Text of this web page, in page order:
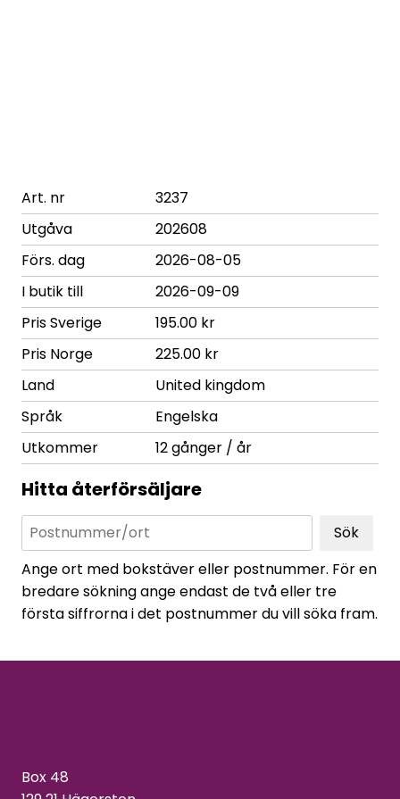
Art. nr
3237
Utgåva
202608
Förs. dag
2026-08-05
I butik till
2026-09-09
Pris Sverige
195.00 kr
Pris Norge
225.00 kr
Land
United kingdom
Språk
Engelska
Utkommer
12 gånger / år
Hitta återförsäljare
Sök
Ange ort med bokstäver eller postnummer. För en
bredare sökning ange endast de två eller tre
första siffrorna i det postnummer du vill söka fram.
Box 48